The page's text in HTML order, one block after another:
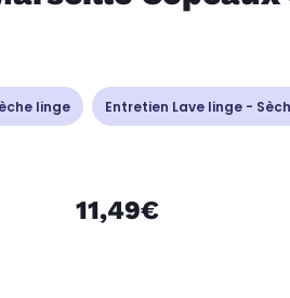
linge Entretien Lave linge -
11,49€